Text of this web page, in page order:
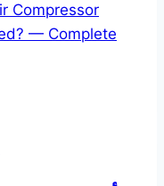
Compressor
— Complete